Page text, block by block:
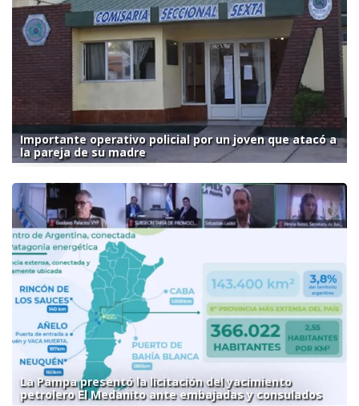
Importante operativo policial por un joven que atacó a
la pareja de su madre
La Pampa presentó la licitación del yacimiento
petrolero El Medanito ante embajadas y consulados